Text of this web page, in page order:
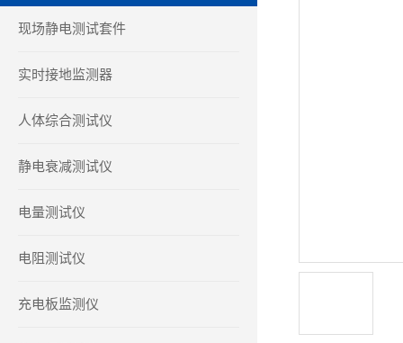
现场静电测试套件
实时接地监测器
人体综合测试仪
静电衰减测试仪
电量测试仪
电阻测试仪
充电板监测仪